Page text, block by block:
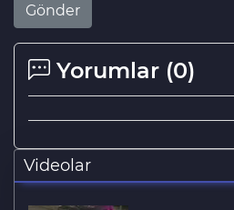
Gönder
Yorumlar (0)
Videolar